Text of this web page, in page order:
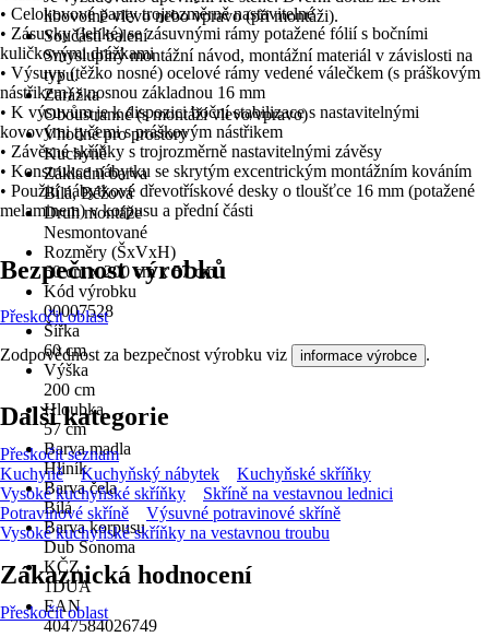
libovolně vlevo nebo vpravo (při montáži).
Součástí balení
Smysluplný montážní návod, montážní materiál v závislosti na
typu.
Zarážka
Oboustranné (s montáží vlevo/vpravo)
Vhodné pro prostory
Kuchyně
Základní barva
Bílá, Béžová
Druh montáže
Nesmontované
Rozměry (ŠxVxH)
60 cm x 200 cm x 57 cm
Kód výrobku
00007528
Šířka
60 cm
Výška
200 cm
Hloubka
57 cm
Barva madla
Hliník
Barva čela
Bílá
Barva korpusu
Dub Sonoma
KČZ
1DUA
EAN
4047584026749
• Celokovové panty trojrozměrně nastavitelné
• Zásuvky (lehké) se zásuvnými rámy potažené fólií s bočními
kuličkovými drážkami
• Výsuvy (těžko nosné) ocelové rámy vedené válečkem (s práškovým
nástřikem) s nosnou základnou 16 mm
• K výsuvům je k dispozici boční stabilizace s nastavitelnými
kovovými tyčemi s práškovým nástřikem
• Závěsné skříňky s trojrozměrně nastavitelnými závěsy
• Konstrukce nábytku se skrytým excentrickým montážním kováním
• Použití nábytkové dřevotřískové desky o tloušťce 16 mm (potažené
melaminem) v korpusu a přední části
Bezpečnost výrobků
Přeskočit oblast
Zodpovědnost za bezpečnost výrobku viz informace výrobce .
Další kategorie
Přeskočit seznam
Kuchyně
Kuchyňský nábytek
Kuchyňské skříňky
Vysoké kuchyňské skříňky
Skříně na vestavnou lednici
Potravinové skříně
Výsuvné potravinové skříně
Vysoké kuchyňské skříňky na vestavnou troubu
Zákaznická hodnocení
Přeskočit oblast